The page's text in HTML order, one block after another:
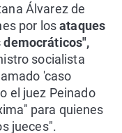
Álvarez de
por losataques
democráticos",
socialista
'caso
el juez Peinado
para quienes
jueces".